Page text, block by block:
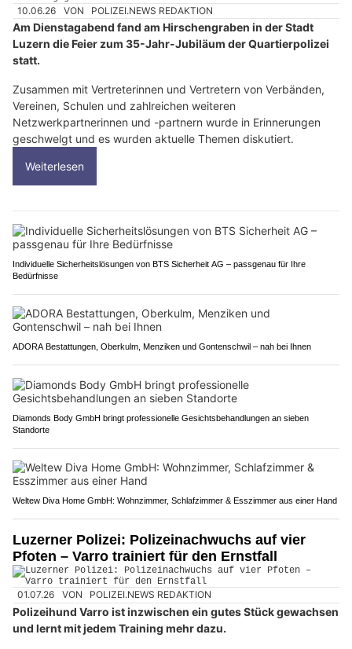
10.06.26 VON POLIZEI.NEWS REDAKTION
Am Dienstagabend fand am Hirschengraben in der Stadt
Luzern die Feier zum 35-Jahr-Jubiläum der Quartierpolizei
statt.
Zusammen mit Vertreterinnen und Vertretern von Verbänden,
Vereinen, Schulen und zahlreichen weiteren
Netzwerkpartnerinnen und -partnern wurde in Erinnerungen
geschwelgt und es wurden aktuelle Themen diskutiert.
Weiterlesen
Individuelle Sicherheitslösungen von BTS Sicherheit AG – passgenau für Ihre
Bedürfnisse
ADORA Bestattungen, Oberkulm, Menziken und Gontenschwil – nah bei Ihnen
Diamonds Body GmbH bringt professionelle Gesichtsbehandlungen an sieben
Standorte
Weltew Diva Home GmbH: Wohnzimmer, Schlafzimmer & Esszimmer aus einer Hand
Luzerner Polizei: Polizeinachwuchs auf vier
Pfoten – Varro trainiert für den Ernstfall
01.07.26 VON POLIZEI.NEWS REDAKTION
Polizeihund Varro ist inzwischen ein gutes Stück gewachsen
und lernt mit jedem Training mehr dazu.